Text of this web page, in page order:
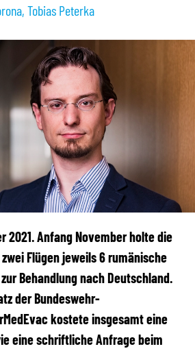
, Tobias Peterka
2021. Anfang November holte die
Flügen jeweils 6 rumänische
Behandlung nach Deutschland.
der Bundeswehr-
kostete insgesamt eine
eine schriftliche Anfrage beim